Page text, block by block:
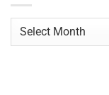
Navegar